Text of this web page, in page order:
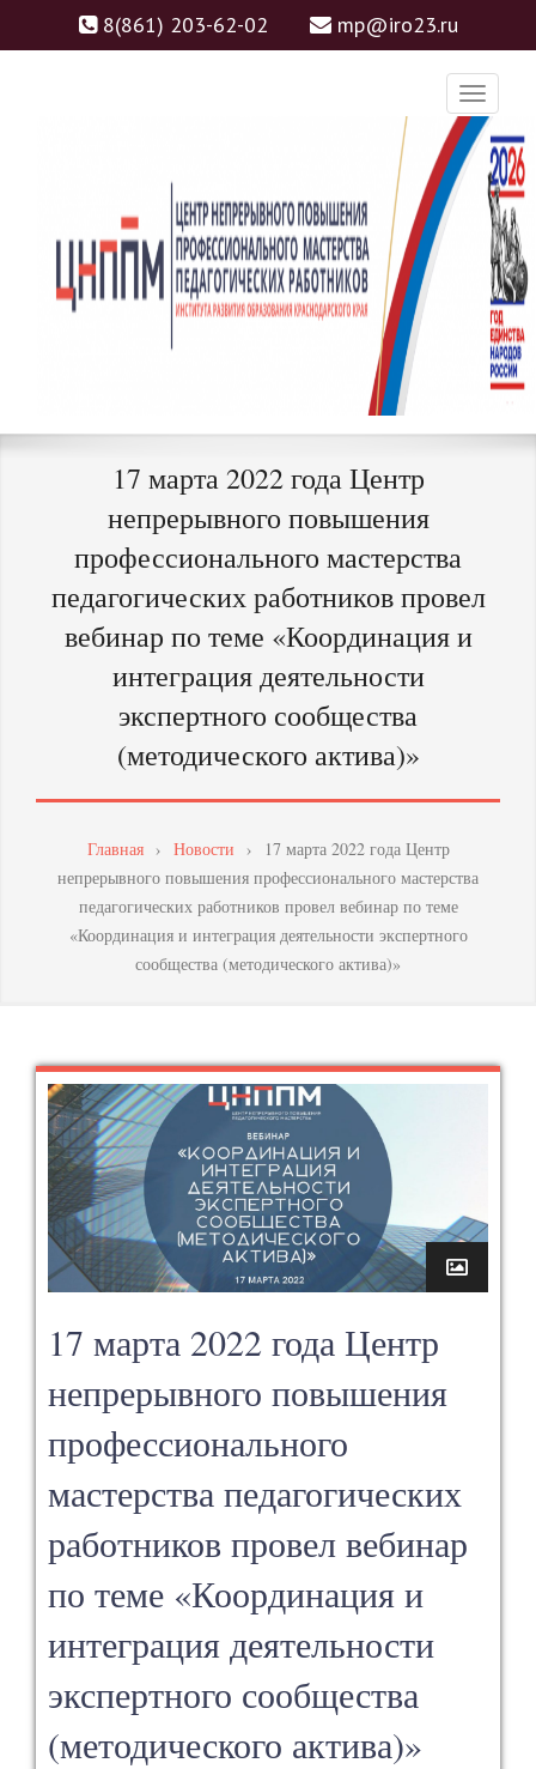
8(861) 203-62-02 mp@iro23.ru
ЦЕНТР НЕПРЕРЫВНОГО
ПОВЫШЕНИЯ
ПРОФЕССИОНАЛЬНОГО
МАСТЕРСТВА
ПЕДАГОГИЧЕСКИХ
РАБОТНИКОВ
ЦНППМ
17 марта 2022 года Центр
непрерывного повышения
профессионального мастерства
педагогических работников провел
вебинар по теме «Координация и
интеграция деятельности
экспертного сообщества
(методического актива)»
Главная› Новости ›
17 марта 2022 года Центр
непрерывного повышения профессионального мастерства
педагогических работников провел вебинар по теме
«Координация и интеграция деятельности экспертного
сообщества (методического актива)»
17 марта 2022 года Центр
непрерывного повышения
профессионального
мастерства педагогических
работников провел вебинар
по теме «Координация и
интеграция деятельности
экспертного сообщества
(методического актива)»